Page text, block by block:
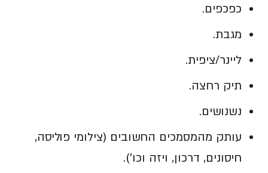
כפכפים.
מגבת.
ליינר/ציפית.
תיק רחצה.
נשנושים.
עותק מהמסמכים החשובים (צילומי פוליסה,
חיסונים, דרכון, ויזה וכו').